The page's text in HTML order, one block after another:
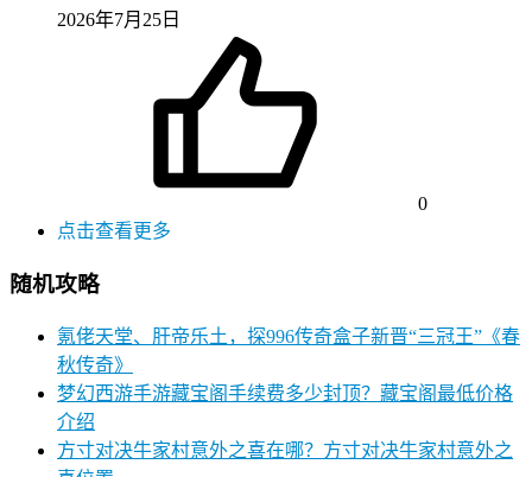
2026年7月25日
0
点击查看更多
随机攻略
氪佬天堂、肝帝乐土，探996传奇盒子新晋“三冠王”《春
秋传奇》
梦幻西游手游藏宝阁手续费多少封顶？藏宝阁最低价格
介绍
方寸对决牛家村意外之喜在哪？方寸对决牛家村意外之